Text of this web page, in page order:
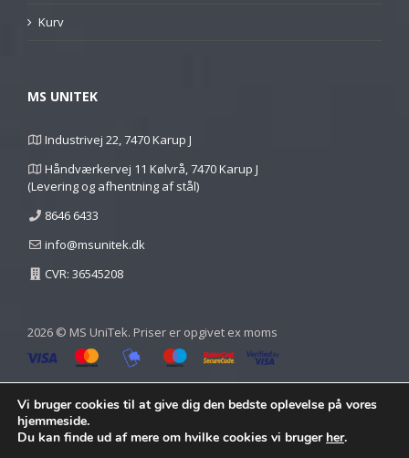
Kurv
MS UNITEK
Industrivej 22, 7470 Karup J
Håndværkervej 11 Kølvrå, 7470 Karup J
(Levering og afhentning af stål)
8646 6433
info@msunitek.dk
CVR: 36545208
2026 © MS UniTek. Priser er opgivet ex moms
Vi bruger cookies til at give dig den bedste oplevelse på vores
hjemmeside.
Du kan finde ud af mere om hvilke cookies vi bruger her.